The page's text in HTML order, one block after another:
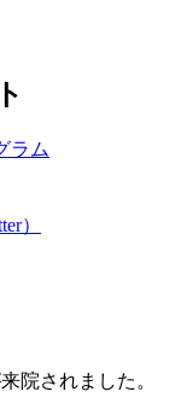
院されました。